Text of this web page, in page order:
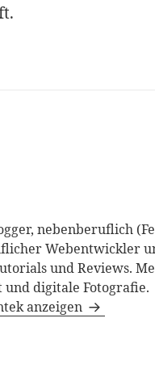
nebenberuflich
Webentwickler
und Reviews.
digitale Fotografie.
anzeigen